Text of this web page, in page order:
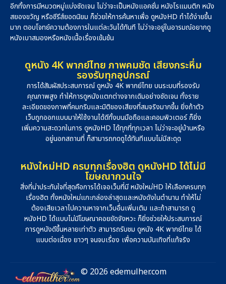
อีกทั้งการมีหมวดหมู่แบ่งชัดเจน ไม่ว่าจะเป็นหนังแอคชั่น หนังโรแมนติก หนัง
สยองขวัญ หรือซีรีส์ยอดนิยม ก็ช่วยให้การค้นหาเพื่อ ดูหนังHD ทำได้ง่ายขึ้น
มาก ตอบโจทย์ความต้องการในแต่ละวันได้ทันที ไม่ว่าจะอยู่ในอารมณ์อยากดู
หนังเบาสมองหรือหนังเนื้อเรื่องเข้มข้น
ดูหนัง 4K พากย์ไทย ภาพคมชัด เสียงกระหึ่ม
รองรับทุกอุปกรณ์
การได้สัมผัสประสบการณ์ ดูหนัง 4K พากย์ไทย บนระบบที่รองรับ
คุณภาพสูง ทำให้การดูหนังแตกต่างจากเดิมอย่างชัดเจน ทั้งราย
ละเอียดของภาพที่คมกริบและมิติของเสียงที่สมจริงมากขึ้น ยิ่งถ้าตัว
เว็บถูกออกแบบมาให้ใช้งานได้ดีทั้งบนมือถือและคอมพิวเตอร์ ก็ยิ่ง
เพิ่มความสะดวกในการ ดูหนังHD ได้ทุกที่ทุกเวลา ไม่ว่าจะอยู่บ้านหรือ
อยู่นอกสถานที่ ก็สามารถกดดูได้ทันทีแบบไม่มีสะดุด
หนังใหม่HD ครบทุกเรื่องฮิต ดูหนังHD ได้ไม่มี
โฆษณากวนใจ
สิ่งที่น่าประทับใจที่สุดคือการได้เจอเว็บที่มี หนังใหม่HD ให้เลือกครบทุก
เรื่องฮิต ทั้งหนังใหม่แกะกล่องล่าสุดและหนังดังในตำนาน ทำให้ไม่
ต้องเสียเวลาไปควานหาจากเว็บอื่นเพิ่มเติม และถ้าสามารถ ดู
หนังHD ได้แบบไม่มีโฆษณาคอยขัดจังหวะ ก็ยิ่งช่วยให้ประสบการณ์
การดูหนังดีขึ้นหลายเท่าตัว สามารถรับชม ดูหนัง 4K พากย์ไทย ได้
แบบต่อเนื่อง ยาวๆ จนจบเรื่อง เพื่อความบันเทิงที่แท้จริง
© 2026 edemulher.com